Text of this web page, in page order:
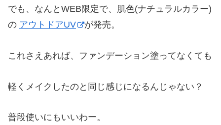
でも、なんとWEB限定で、肌色(ナチュラルカラー)
の アウトドアUV が発売。
これさえあれば、ファンデーション塗ってなくても
軽くメイクしたのと同じ感じになるんじゃない？
普段使いにもいいわー。